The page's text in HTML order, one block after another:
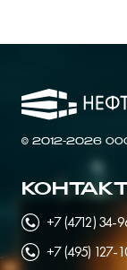
© 2012-2026
+7 (4712) 34-
+7 (495) 127-